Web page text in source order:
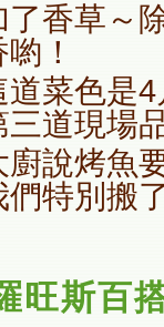
了香草～
！
道菜色是
三道現場
廚說烤魚
們特別搬
旺斯百